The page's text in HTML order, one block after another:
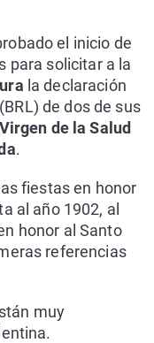
el inicio de
para solicitar a la
la declaración
(BRL) de dos de sus
Virgen de la Salud
.
fiestas en honor
al año 1902, al
honor al Santo
referencias
muy